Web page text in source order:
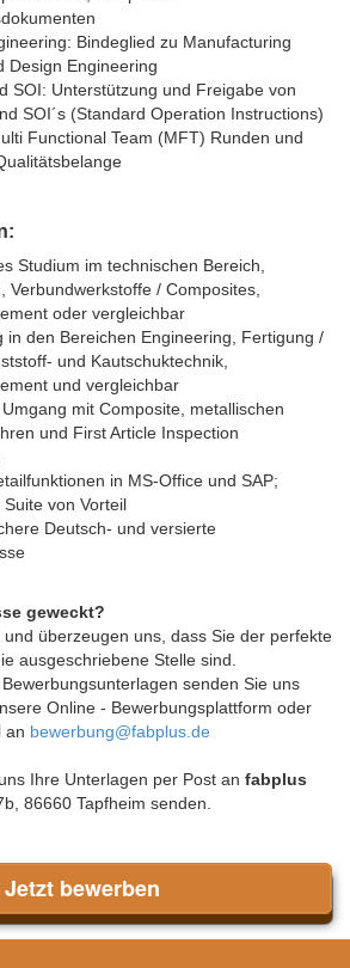
Bindeglied zu Manufacturing
Design Engineering
SOI: Unterstützung und Freigabe von
SOI´s (Standard Operation Instructions)
Functional Team (MFT) Runden und
Studium im technischen Bereich,
Verbundwerkstoffe / Composites,
oder vergleichbar
in den Bereichen Engineering, Fertigung /
und Kautschuktechnik,
und vergleichbar
mit Composite, metallischen
und First Article Inspection
in MS-Office und SAP;
von Vorteil
Deutsch- und versierte
geweckt?
überzeugen uns, dass Sie der perfekte
ausgeschriebene Stelle sind.
senden Sie uns
Online - Bewerbungsplattform oder
an bewerbung@fabplus.de
Ihre Unterlagen per Post an fabplus
86660 Tapfheim senden.
Jetzt bewerben